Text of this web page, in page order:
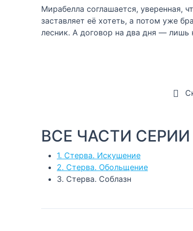
Мирабелла соглашается, уверенная,
заставляет её хотеть, а потом уже
лесник. А договор на два дня — лишь
ВСЕ ЧАСТИ СЕРИИ
1. Стерва. Искушение
2. Стерва. Обольщение
3. Стерва. Соблазн